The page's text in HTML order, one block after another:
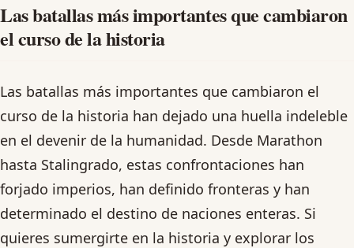
Las batallas más importantes que cambiaron
el curso de la historia
Las batallas más importantes que cambiaron el
curso de la historia han dejado una huella indeleble
en el devenir de la humanidad. Desde Marathon
hasta Stalingrado, estas confrontaciones han
forjado imperios, han definido fronteras y han
determinado el destino de naciones enteras. Si
quieres sumergirte en la historia y explorar los